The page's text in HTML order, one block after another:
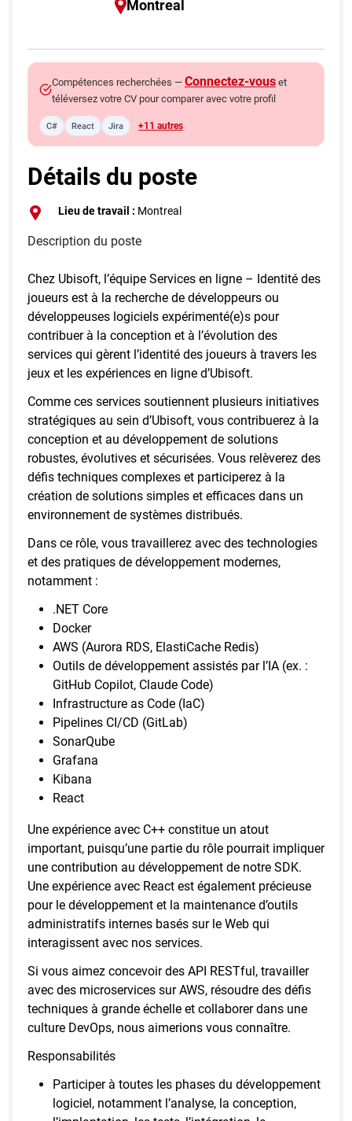
Montreal
Compétences recherchées — Connectez-vous et
téléversez votre CV pour comparer avec votre profil
C# React Jira +11 autres
Détails du poste
Lieu de travail : Montreal
Description du poste
Chez Ubisoft, l’équipe Services en ligne – Identité des
joueurs est à la recherche de développeurs ou
développeuses logiciels expérimenté(e)s pour
contribuer à la conception et à l’évolution des
services qui gèrent l’identité des joueurs à travers les
jeux et les expériences en ligne d’Ubisoft.
Comme ces services soutiennent plusieurs initiatives
stratégiques au sein d’Ubisoft, vous contribuerez à la
conception et au développement de solutions
robustes, évolutives et sécurisées. Vous relèverez des
défis techniques complexes et participerez à la
création de solutions simples et efficaces dans un
environnement de systèmes distribués.
Dans ce rôle, vous travaillerez avec des technologies
et des pratiques de développement modernes,
notamment :
.NET Core
Docker
AWS (Aurora RDS, ElastiCache Redis)
Outils de développement assistés par l’IA (ex. :
GitHub Copilot, Claude Code)
Infrastructure as Code (IaC)
Pipelines CI/CD (GitLab)
SonarQube
Grafana
Kibana
React
Une expérience avec C++ constitue un atout
important, puisqu’une partie du rôle pourrait impliquer
une contribution au développement de notre SDK.
Une expérience avec React est également précieuse
pour le développement et la maintenance d’outils
administratifs internes basés sur le Web qui
interagissent avec nos services.
Si vous aimez concevoir des API RESTful, travailler
avec des microservices sur AWS, résoudre des défis
techniques à grande échelle et collaborer dans une
culture DevOps, nous aimerions vous connaître.
Responsabilités
Participer à toutes les phases du développement
logiciel, notamment l’analyse, la conception,